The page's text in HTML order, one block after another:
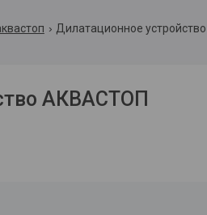
Дилатационное
АКВАСТОП